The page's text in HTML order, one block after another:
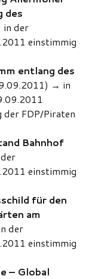
des
in der
einstimmig
entlang des
→ in
FDP/Piraten
Bahnhof
einstimmig
für den
am
der
einstimmig
– Global